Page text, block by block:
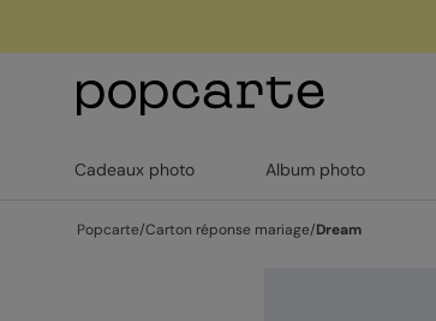
Cadeaux photo Album photo
Popcarte/Carton réponse mariage/Dream